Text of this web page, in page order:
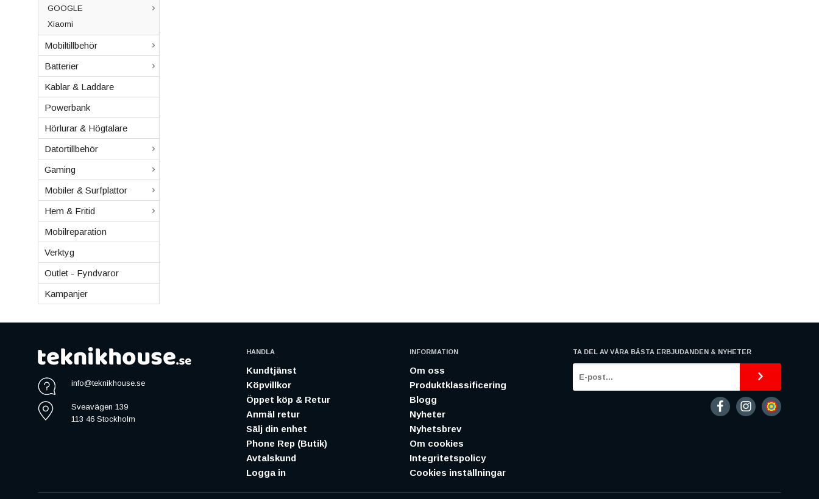
GOOGLE
Xiaomi
Mobiltillbehör
Batterier
Kablar & Laddare
Powerbank
Hörlurar & Högtalare
Datortillbehör
Gaming
Mobiler & Surfplattor
Hem & Fritid
Mobilreparation
Verktyg
Outlet - Fyndvaror
Kampanjer
info@teknikhouse.se
Sveavägen 139
113 46 Stockholm
HANDLA
Kundtjänst
Köpvillkor
Öppet köp & Retur
Anmäl retur
Sälj din enhet
Phone Rep (Butik)
Avtalskund
Logga in
INFORMATION
Om oss
Produktklassificering
Blogg
Nyheter
Nyhetsbrev
Om cookies
Integritetspolicy
Cookies inställningar
TA DEL AV VÅRA BÄSTA ERBJUDANDEN & NYHETER